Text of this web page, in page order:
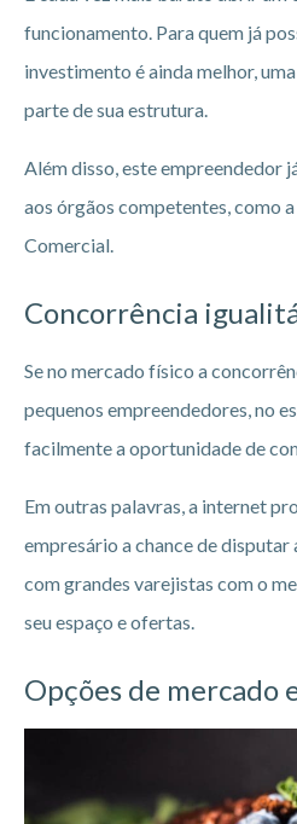
funcionamento. Para quem já
investimento é ainda melhor,
parte de sua estrutura.
Além disso, este empreendedor
aos órgãos competentes, como
Comercial.
Concorrência
Se no mercado físico a
pequenos empreendedores, no
facilmente a oportunidade de
Em outras palavras, a internet
empresário a chance de
com grandes varejistas com o
seu espaço e ofertas.
Opções de mercado